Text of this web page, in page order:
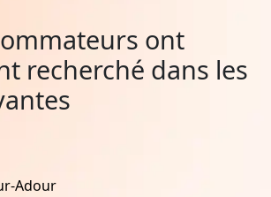
ont
recherché dans les
Adour